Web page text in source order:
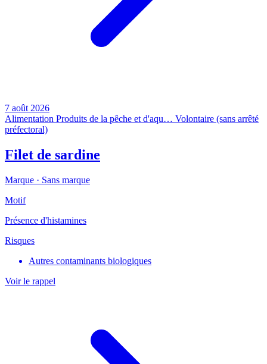
7 août 2026
Alimentation Produits de la pêche et d'aqu… Volontaire (sans arrêté
préfectoral)
Filet de sardine
Marque · Sans marque
Motif
Présence d'histamines
Risques
Autres contaminants biologiques
Voir le rappel